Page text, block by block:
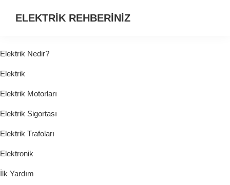
ELEKTRİK REHBERİNİZ
HER
ŞEY...
Elektrik Nedir?
Elektrik
Elektrik Motorları
Elektrik Sigortası
Elektrik Trafoları
Elektronik
İlk Yardım